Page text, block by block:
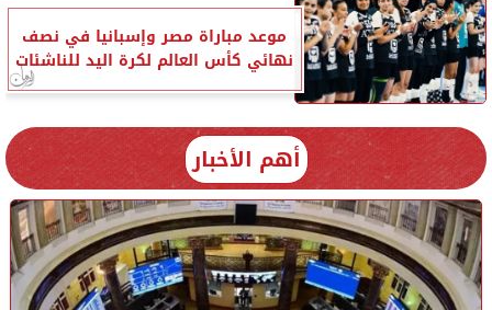
موعد مباراة مصر وإسبانيا في نصف
نهائي كأس العالم لكرة اليد للناشئات
أهم الأخبار